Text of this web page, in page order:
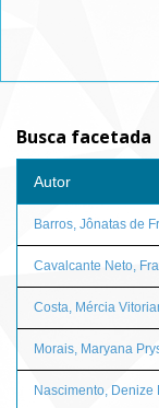
Busca facetada
Autor
Barros, Jônatas de
Cavalcante Neto,
Costa, Mércia
Morais, Maryana
Nascimento, Denize